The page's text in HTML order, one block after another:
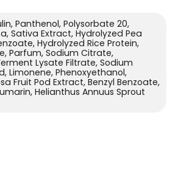
Panthenol, Polysorbate 20,
Sativa Extract, Hydrolyzed Pea
Hydrolyzed Rice Protein,
Parfum, Sodium Citrate,
Lysate Filtrate, Sodium
Limonene, Phenoxyethanol,
Fruit Pod Extract, Benzyl Benzoate,
Helianthus Annuus Sprout